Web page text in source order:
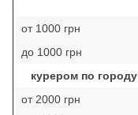
от 1000 грн
до 1000 грн
курером по городу
от 2000 грн